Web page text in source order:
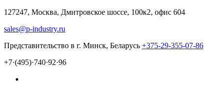
127247, Москва, Дмитровское шоссе, 100к2, офис 604
sales@p-industry.ru
Представительство в г. Минск, Беларусь +375-29-355-07-86
+7·(495)·740·92·96